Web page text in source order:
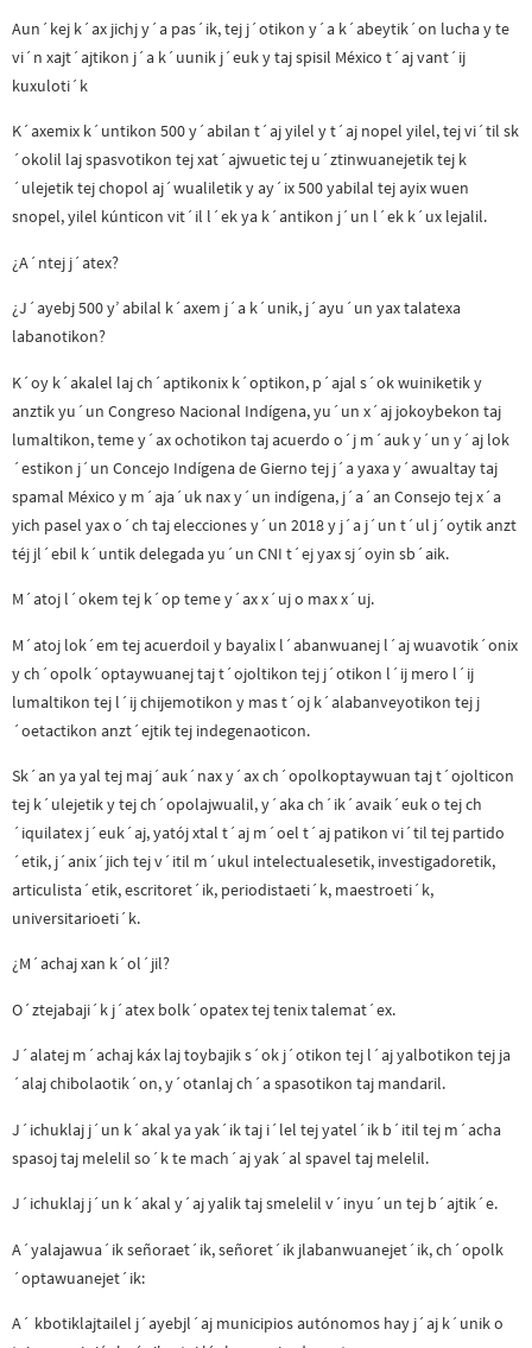
Aun´kej k´ax jichj y´a pas´ik, tej j´otikon y´a k´abeytik´on lucha y te
vi´n xajt´ajtikon j´a k´uunik j´euk y taj spisil México t´aj vant´ij
kuxuloti´k
K´axemix k´untikon 500 y´abilan t´aj yilel y t´aj nopel yilel, tej vi´til sk
´okolil laj spasvotikon tej xat´ajwuetic tej u´ztinwuanejetik tej k
´ulejetik tej chopol aj´wualiletik y ay´ix 500 yabilal tej ayix wuen
snopel, yilel kúnticon vit´il l´ek ya k´antikon j´un l´ek k´ux lejalil.
¿A´ntej j´atex?
¿J´ayebj 500 y’ abilal k´axem j´a k´unik, j´ayu´un yax talatexa
labanotikon?
K´oy k´akalel laj ch´aptikonix k´optikon, p´ajal s´ok wuiniketik y
anztik yu´un Congreso Nacional Indígena, yu´un x´aj jokoybekon taj
lumaltikon, teme y´ax ochotikon taj acuerdo o´j m´auk y´un y´aj lok
´estikon j´un Concejo Indígena de Gierno tej j´a yaxa y´awualtay taj
spamal México y m´aja´uk nax y´un indígena, j´a´an Consejo tej x´a
yich pasel yax o´ch taj elecciones y´un 2018 y j´a j´un t´ul j´oytik anzt
téj jl´ebil k´untik delegada yu´un CNI t´ej yax sj´oyin sb´aik.
M´atoj l´okem tej k´op teme y´ax x´uj o max x´uj.
M´atoj lok´em tej acuerdoil y bayalix l´abanwuanej l´aj wuavotik´onix
y ch´opolk´optaywuanej taj t´ojoltikon tej j´otikon l´ij mero l´ij
lumaltikon tej l´ij chijemotikon y mas t´oj k´alabanveyotikon tej j
´oetactikon anzt´ejtik tej indegenaoticon.
Sk´an ya yal tej maj´auk´nax y´ax ch´opolkoptaywuan taj t´ojolticon
tej k´ulejetik y tej ch´opolajwualil, y´aka ch´ik´avaik´euk o tej ch
´iquilatex j´euk´aj, yatój xtal t´aj m´oel t´aj patikon vi´til tej partido
´etik, j´anix´jich tej v´itil m´ukul intelectualesetik, investigadoretik,
articulista´etik, escritoret´ik, periodistaeti´k, maestroeti´k,
universitarioeti´k.
¿M´achaj xan k´ol´jil?
O´ztejabaji´k j´atex bolk´opatex tej tenix talemat´ex.
J´alatej m´achaj káx laj toybajik s´ok j´otikon tej l´aj yalbotikon tej ja
´alaj chibolaotik´on, y´otanlaj ch´a spasotikon taj mandaril.
J´ichuklaj j´un k´akal ya yak´ik taj i´lel tej yatel´ik b´itil tej m´acha
spasoj taj melelil so´k te mach´aj yak´al spavel taj melelil.
J´ichuklaj j´un k´akal y´aj yalik taj smelelil v´inyu´un tej b´ajtik´e.
A´yalajawua´ik señoraet´ik, señoret´ik jlabanwuanejet´ik, ch´opolk
´optawuanejet´ik:
A´ kbotiklajtailel j´ayebjl´aj municipios autónomos hay j´aj k´unik o